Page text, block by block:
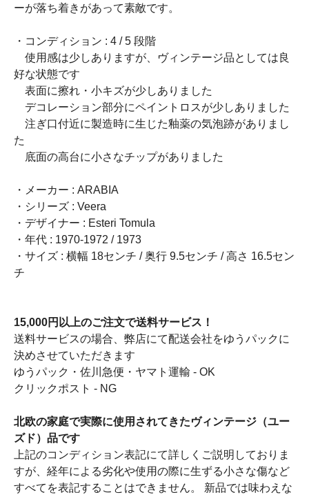
ーが落ち着きがあって素敵です。
・コンディション : 4 / 5 段階
使用感は少しありますが、ヴィンテージ品としては良
好な状態です
表面に擦れ・小キズが少しありました
デコレーション部分にペイントロスが少しありました
注ぎ口付近に製造時に生じた釉薬の気泡跡がありまし
た
底面の高台に小さなチップがありました
・メーカー : ARABIA
・シリーズ : Veera
・デザイナー : Esteri Tomula
・年代 : 1970-1972 / 1973
・サイズ : 横幅 18センチ / 奥行 9.5センチ / 高さ 16.5セン
チ
15,000円以上のご注文で送料サービス！
送料サービスの場合、弊店にて配送会社をゆうパックに
決めさせていただきます
ゆうパック・佐川急便・ヤマト運輸 - OK
クリックポスト - NG
北欧の家庭で実際に使用されてきたヴィンテージ（ユー
ズド）品です
上記のコンディション表記にて詳しくご説明しておりま
すが、経年による劣化や使用の際に生ずる小さな傷など
すべてを表記することはできません。 新品では味わえな